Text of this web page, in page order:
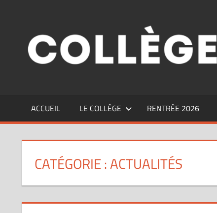
ACCUEIL LE COLLÈGE RENTRÉE 2026
CATÉGORIE :ACTUALITÉS